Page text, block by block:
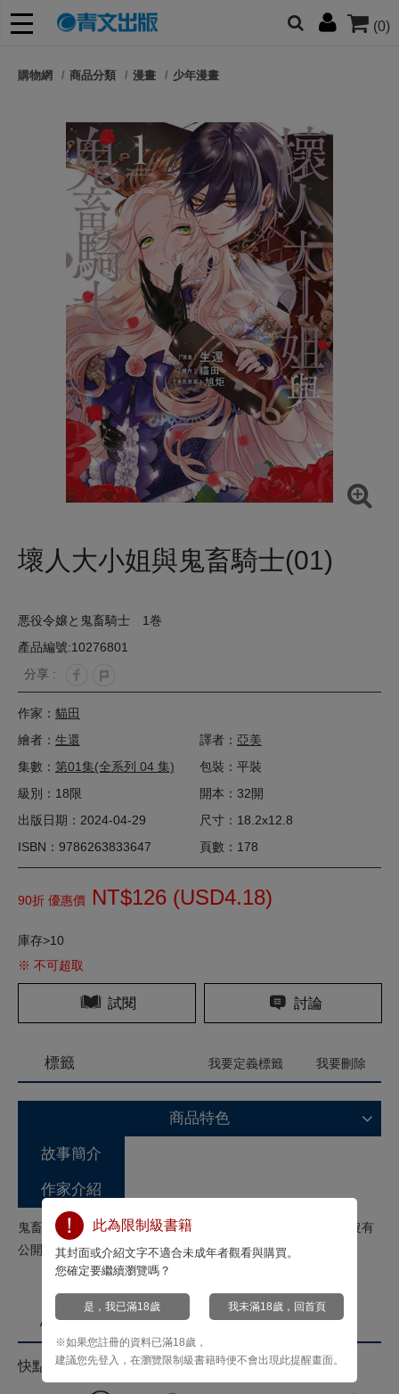
(0)
朋友們，提高警覺！
購物網 商品分類 漫畫 少年漫畫
壞人大小姐與鬼畜騎士(01)
悪役令嬢と鬼畜騎士 1巻
產品編號:10276801
分享 :
作家： 貓田
繪者： 生還 譯者： 亞美
集數： 第01集(全系列 04 集)
包裝：平裝
級別：18限
開本：32開
出版日期：2024-04-29
尺寸：18.2x12.8
ISBN：9786263833647
頁數：178
90折 優惠價 NT$126 (USD4.18)
庫存>10
※ 不可超取
試閱 討論
標籤 我要定義標籤 我要刪除
商品特色
故事簡介
作家介紹
鬼畜騎士×壞人大小姐，初戀情節奇幻戀愛故事♡收錄連載時沒有
公開的特繪床戲30頁!!以及原作貓田老師特別加筆小說♡
心情投票
快點來按心情投票拿菁點！
此為限制級書籍
其封面或介紹文字不適合未成年者觀看與購買。
您確定要繼續瀏覽嗎？
是，我已滿18歲 我未滿18歲，回首頁
※如果您註冊的資料已滿18歲，
建議您先登入，在瀏覽限制級書籍時便不會出現此提醒畫面。